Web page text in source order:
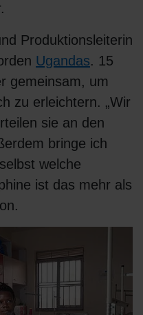
Produktionsleiterin
Ugandas. 15
gemeinsam, um
zu erleichtern. „Wir
sie an den
bringe ich
welche
ist das mehr als